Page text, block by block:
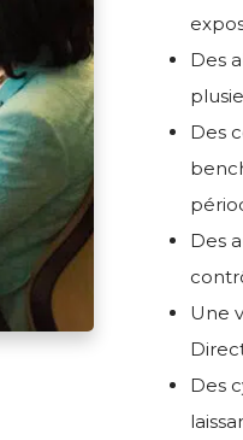
Des
Des
Des
Une
Des